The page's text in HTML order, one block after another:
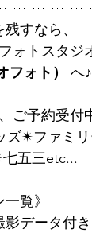
すなら、
ォトスタジ
ォト）
へ♪
ご予約受
ズ✴︎ファミ
五三etc...
一覧》
データ付き